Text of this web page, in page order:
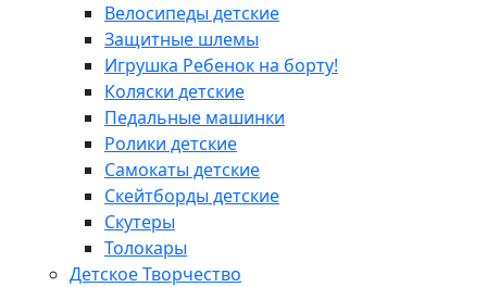
Велосипеды детские
Защитные шлемы
Игрушка Ребенок на борту!
Коляски детские
Педальные машинки
Ролики детские
Самокаты детские
Скейтборды детские
Скутеры
Толокары
Детское Творчество